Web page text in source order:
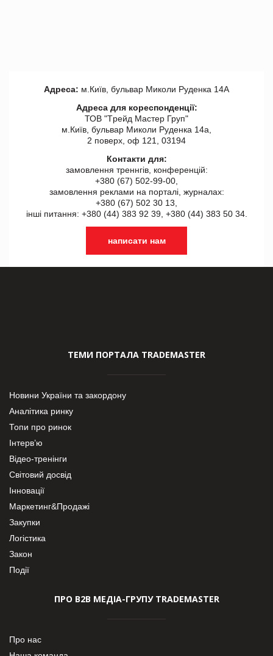
Адреса: м.Київ, бульвар Миколи Руденка 14А
Адреса для кореспонденції:
ТОВ "Tрейд Мастер Груп"
м.Київ, бульвар Миколи Руденка 14а,
2 поверх, оф 121, 03194
Контакти для:
замовлення треннгів, конференцій:
+380 (67) 502-99-00,
замовлення реклами на порталі, журналах:
+380 (67) 502 30 13,
інші питання: +380 (44) 383 92 39, +380 (44) 383 50 34.
написати нам
ТЕМИ ПОРТАЛА TRADEMASTER
Новини України та закордону
Аналітика ринку
Топи про ринок
Інтерв’ю
Відео-тренінги
Світовий досвід
Інновації
Маркетинг&Продажі
Закупки
Логістика
Закон
Події
ПРО В2В МЕДІА-ГРУПУ TRADEMASTER
Про нас